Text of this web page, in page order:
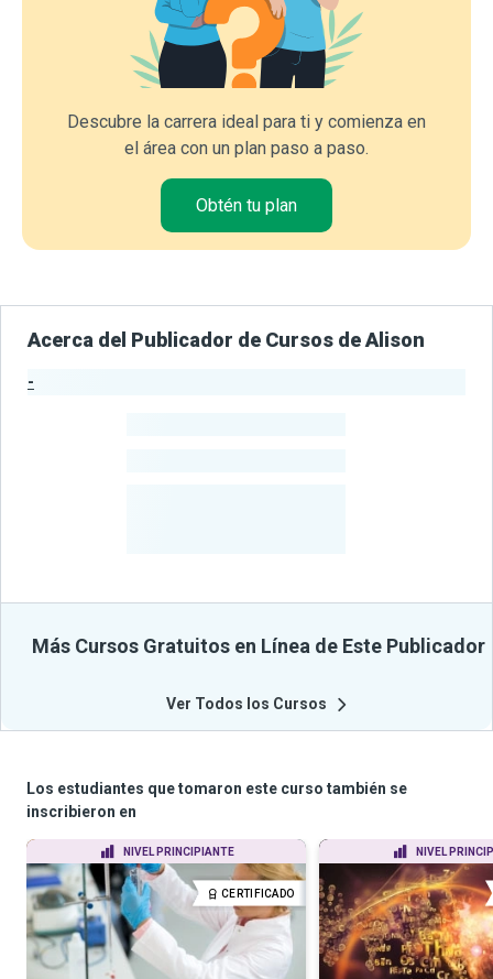
Descubre la carrera ideal para ti y comienza en
el área con un plan paso a paso.
Obtén tu plan
Acerca del Publicador de Cursos de Alison
-
Más Cursos Gratuitos en Línea de Este Publicador
Ver Todos los Cursos
Los estudiantes que tomaron este curso también se
inscribieron en
NIVEL PRINCIPIANTE
CERTIFICADO
NIVEL